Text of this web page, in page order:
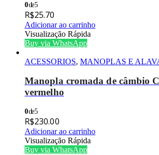
0de 5
R$25.70
Adicionar ao carrinho
Visualização Rápida
Buy via WhatsApp
ACESSORIOS, MANOPLAS E
Manopla cromada de câmbio
vermelho
0de 5
R$230.00
Adicionar ao carrinho
Visualização Rápida
Buy via WhatsApp